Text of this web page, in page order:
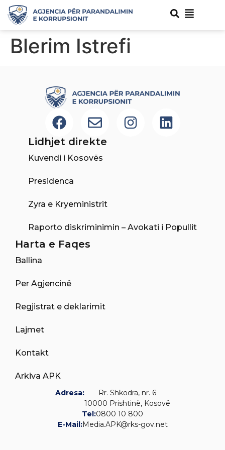
Blerim Istrefi
Lidhjet direkte
Kuvendi i Kosovës
Presidenca
Zyra e Kryeministrit
Raporto diskriminimin – Avokati i Popullit
Harta e Faqes
Ballina
Per Agjencinë
Regjistrat e deklarimit
Lajmet
Kontakt
Arkiva APK
Adresa:
Rr. Shkodra, nr. 6
10000 Prishtinë, Kosovë
Tel:0800 10 800
E-Mail:Media.APK@rks-gov.net